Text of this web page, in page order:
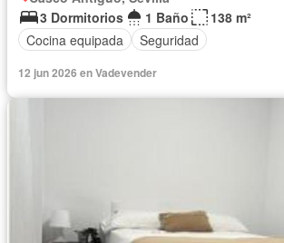
3 Dormitorios
1 Baño
138 m²
Cocina equipada
Seguridad
12 jun 2026 en Vadevender